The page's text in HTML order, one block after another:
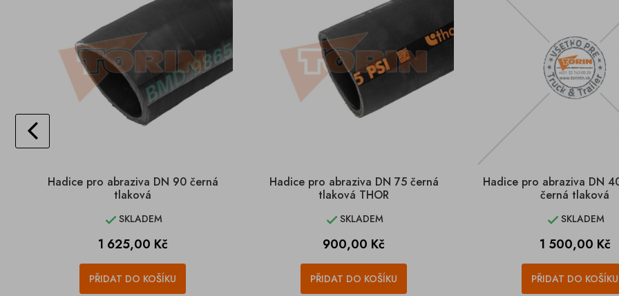
Hadice pro abraziva DN 90 černá
tlaková
SKLADEM
Cena
1 625,00 Kč
PŘIDAT DO KOŠÍKU
Hadice pro abraziva DN 75 černá
tlaková THOR
SKLADEM
Cena
900,00 Kč
PŘIDAT DO KOŠÍKU
Hadice pro abraziva DN
černá tlaková
SKLADEM
Cena
1 500,00 Kč
PŘIDAT DO KOŠÍKU